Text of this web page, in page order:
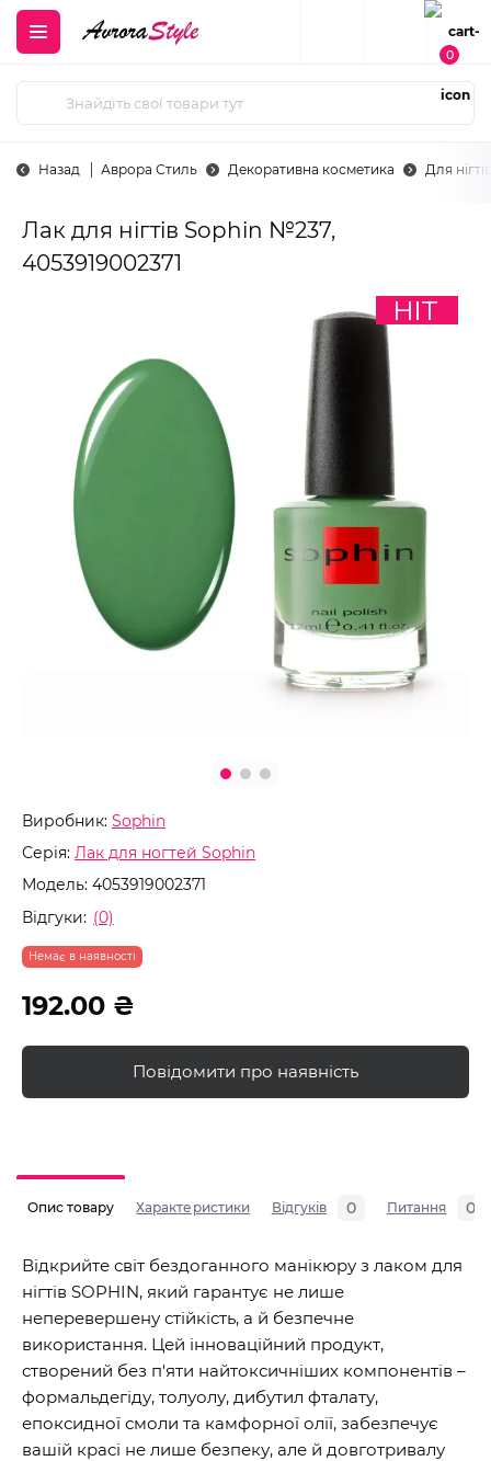
0
Назад Аврора Стиль Декоративна косметика Для нігтів
Лак для нігтів Sophin №237,
4053919002371
Виробник: Sophin
Серія: Лак для ногтей Sophin
Модель: 4053919002371
Відгуки: (0)
Немає в наявності
192.00 ₴
Повідомити про наявність
Опис товару Характеристики Відгуків 0 Питання 0
Відкрийте світ бездоганного манікюру з лаком для
нігтів SOPHIN, який гарантує не лише
неперевершену стійкість, а й безпечне
використання. Цей інноваційний продукт,
створений без п'яти найтоксичніших компонентів –
формальдегіду, толуолу, дибутил фталату,
епоксидної смоли та камфорної олії, забезпечує
вашій красі не лише безпеку, але й довготривалу